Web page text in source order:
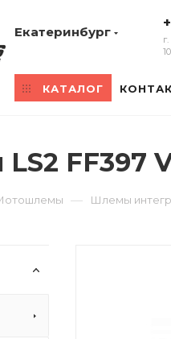
Екатеринбург
КАТАЛОГ
FF397
— Шлемы